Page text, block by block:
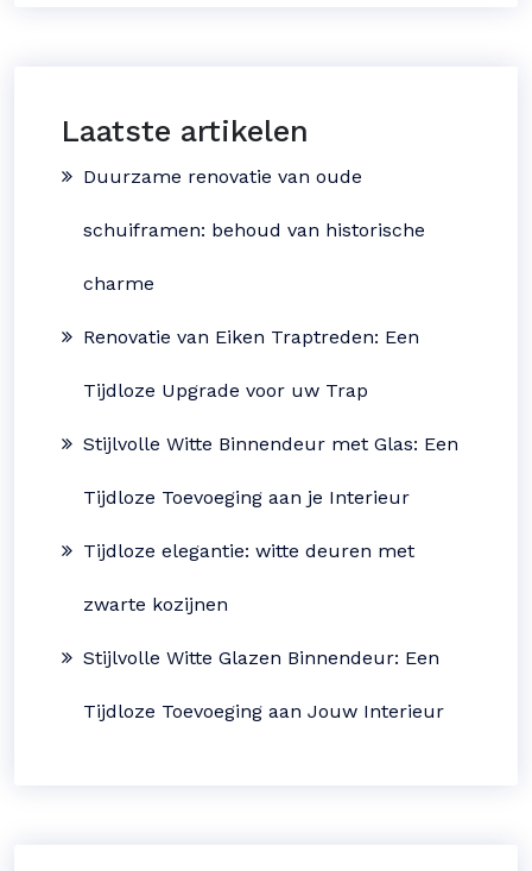
Laatste artikelen
Duurzame renovatie van oude
schuiframen: behoud van historische
charme
Renovatie van Eiken Traptreden: Een
Tijdloze Upgrade voor uw Trap
Stijlvolle Witte Binnendeur met Glas: Een
Tijdloze Toevoeging aan je Interieur
Tijdloze elegantie: witte deuren met
zwarte kozijnen
Stijlvolle Witte Glazen Binnendeur: Een
Tijdloze Toevoeging aan Jouw Interieur